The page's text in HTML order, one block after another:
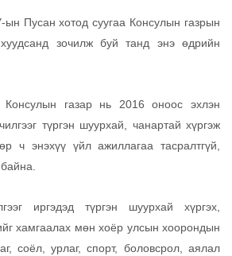
Пусан хотод суугаа Консулын газрын
зочилж буй танд энэ өдрийн
Консулын газар нь 2016 оноос эхлэн
түргэн шуурхай, чанартай хүргэж
ч энэхүү үйл ажиллагаа тасралтгүй,
иргэдэд түргэн шуурхай хүргэх,
хамгаалах мөн хоёр улсын хоорондын
соёл, урлаг, спорт, боловсрол, аялал